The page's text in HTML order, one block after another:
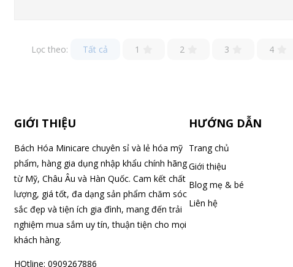
Lọc theo: Tất cả 1 2 3 4
GIỚI THIỆU
Bách Hóa Minicare chuyên sỉ và lẻ hóa mỹ
phẩm, hàng gia dụng nhập khẩu chính hãng
từ Mỹ, Châu Âu và Hàn Quốc. Cam kết chất
lượng, giá tốt, đa dạng sản phẩm chăm sóc
sắc đẹp và tiện ích gia đình, mang đến trải
nghiệm mua sắm uy tín, thuận tiện cho mọi
khách hàng.
HOtline: 0909267886
HƯỚNG DẪN
Trang chủ
Giới thiệu
Blog mẹ & bé
Liên hệ